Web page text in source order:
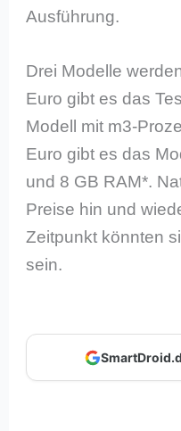
Ausführung.
Drei Modelle
Euro gibt es das
Modell mit m3-
Euro gibt es das
und 8 GB RAM*.
Preise hin und
Zeitpunkt könnten
sein.